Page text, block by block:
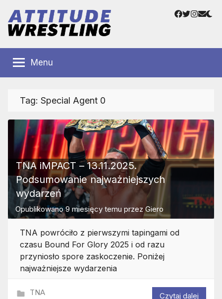
treści
Wrestling
Polska
Wrestlingu
Facebook
Twitter
Menu
Tag: Special Agent 0
TNA iMPACT – 13.11.2025.
Podsumowanie najważniejszych
wydarzeń
Opublikowano9 miesięcy temu przezGiero
TNA powróciło z pierwszymi tapingami od
czasu Bound For Glory 2025 i od razu
przyniosło spore zaskoczenie. Poniżej
najważniejsze wydarzenia
TNA
Czytaj dalej